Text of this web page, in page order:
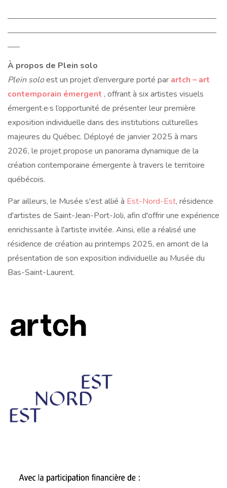
À propos de Plein solo
Plein soloest un projet d’envergure porté par artch – art
contemporain émergent , offrant à six artistes visuels
émergent·e·s l’opportunité de présenter leur première
exposition individuelle dans des institutions culturelles
majeures du Québec. Déployé de janvier 2025 à mars
2026, le projet propose un panorama dynamique de la
création contemporaine émergente à travers le territoire
québécois.
Par ailleurs, le Musée s'est allié à Est-Nord-Est, résidence
d'artistes de Saint-Jean-Port-Joli, afin d'offrir une expérience
enrichissante à l'artiste invitée. Ainsi, elle a réalisé une
résidence de création au printemps 2025, en amont de la
présentation de son exposition individuelle au Musée du
Bas-Saint-Laurent.